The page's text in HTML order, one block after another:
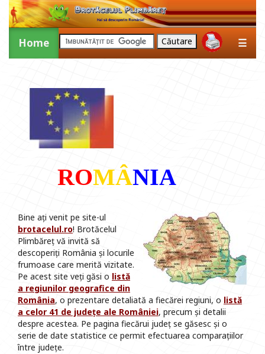
Home ☰
ROMÂNIA
Bine ați venit pe site-ul
brotacelul.ro! Brotăcelul
Plimbăreț vă invită să
descoperiți România și locurile
frumoase care merită vizitate.
Pe acest site veți găsi o listă
a regiunilor geografice din
România, o prezentare detaliată a fiecărei regiuni, o listă
a celor 41 de județe ale României, precum și detalii
despre acestea. Pe pagina fiecărui județ se găsesc și o
serie de date statistice ce permit efectuarea comparațiilor
între județe.